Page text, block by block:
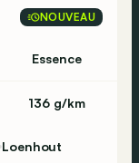
NOUVEAU
Essence
136 g/km
Loenhout